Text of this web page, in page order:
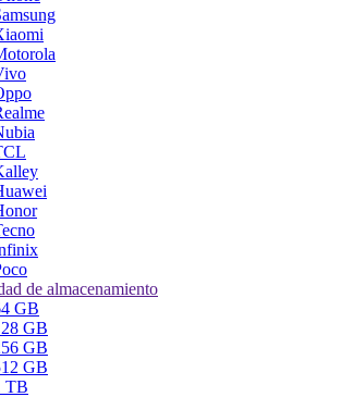
de almacenamiento
GB
GB
GB
GB
TB